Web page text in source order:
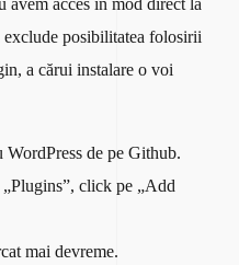
avem acces în mod direct la
posibilitatea folosirii
a cărui instalare o voi
de pe Github.
click pe „Add
mai devreme.